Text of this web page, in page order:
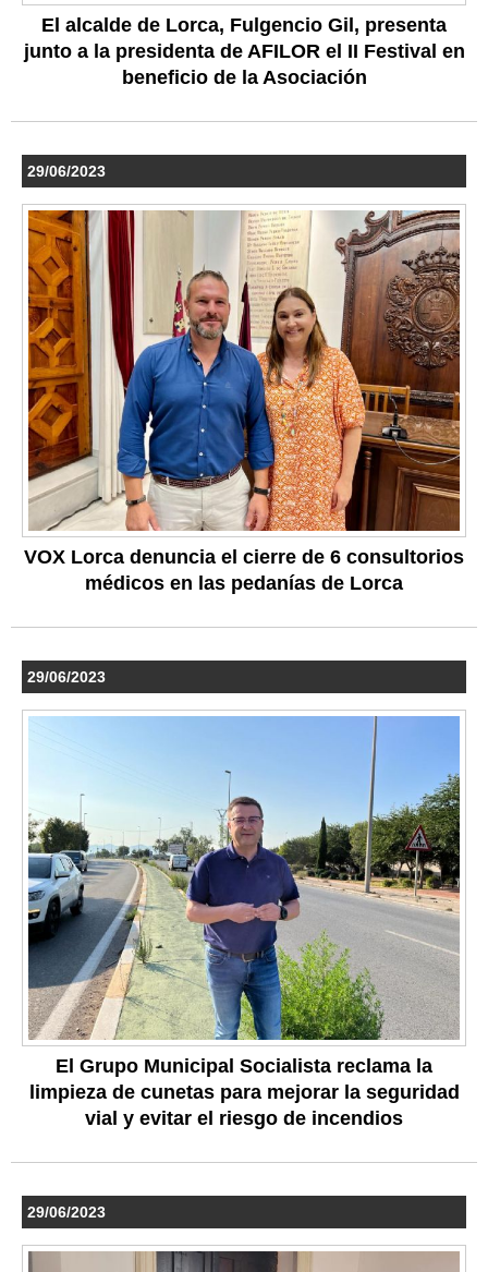
El alcalde de Lorca, Fulgencio Gil, presenta
junto a la presidenta de AFILOR el II Festival en
beneficio de la Asociación
29/06/2023
VOX Lorca denuncia el cierre de 6 consultorios
médicos en las pedanías de Lorca
29/06/2023
El Grupo Municipal Socialista reclama la
limpieza de cunetas para mejorar la seguridad
vial y evitar el riesgo de incendios
29/06/2023